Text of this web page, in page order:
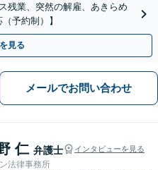
残業、突然の解雇、あきらめ
予約制）】
見る
メールでお問い合わせ
仁 弁護士 インタビューを見る
法律事務所